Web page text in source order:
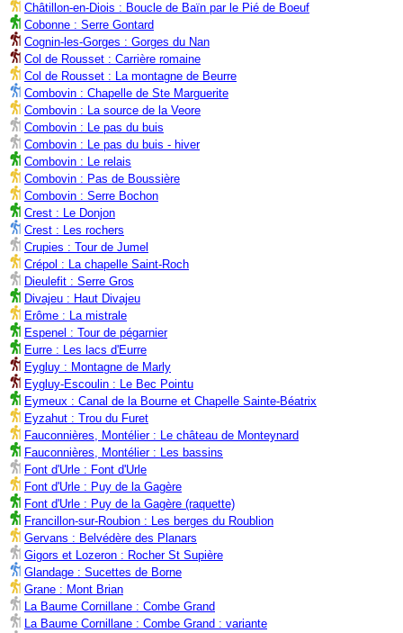
Châtillon-en-Diois : Boucle de Baïn par le Pié de Boeuf
Cobonne : Serre Gontard
Cognin-les-Gorges : Gorges du Nan
Col de Rousset : Carrière romaine
Col de Rousset : La montagne de Beurre
Combovin : Chapelle de Ste Marguerite
Combovin : La source de la Veore
Combovin : Le pas du buis
Combovin : Le pas du buis - hiver
Combovin : Le relais
Combovin : Pas de Boussière
Combovin : Serre Bochon
Crest : Le Donjon
Crest : Les rochers
Crupies : Tour de Jumel
Crépol : La chapelle Saint-Roch
Dieulefit : Serre Gros
Divajeu : Haut Divajeu
Erôme : La mistrale
Espenel : Tour de pégarnier
Eurre : Les lacs d'Eurre
Eygluy : Montagne de Marly
Eygluy-Escoulin : Le Bec Pointu
Eymeux : Canal de la Bourne et Chapelle Sainte-Béatrix
Eyzahut : Trou du Furet
Fauconnières, Montélier : Le château de Monteynard
Fauconnières, Montélier : Les bassins
Font d'Urle : Font d'Urle
Font d'Urle : Puy de la Gagère
Font d'Urle : Puy de la Gagère (raquette)
Francillon-sur-Roubion : Les berges du Roublion
Gervans : Belvédère des Planars
Gigors et Lozeron : Rocher St Supière
Glandage : Sucettes de Borne
Grane : Mont Brian
La Baume Cornillane : Combe Grand
La Baume Cornillane : Combe Grand : variante